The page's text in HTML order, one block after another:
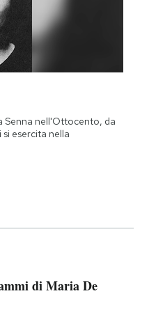
Senna nell'Ottocento, da
esercita nella
di Maria De